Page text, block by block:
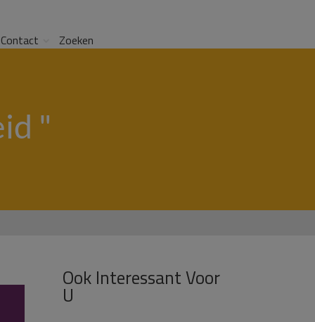
Contact Zoeken
"
Ook Interessant Voor
U